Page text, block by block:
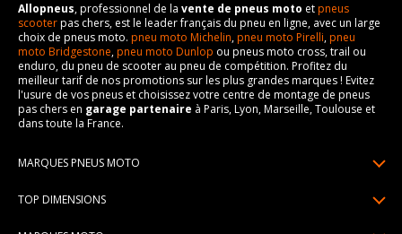
Allopneus, professionnel de la vente de pneus moto etpneus
scooterpas chers, est le leader français du pneu en ligne, avec un large
choix de pneus moto. pneu moto Michelin,pneu moto Pirelli,pneu
moto Bridgestone,pneu moto Dunlop ou pneus moto cross, trail ou
enduro, du pneu de scooter au pneu de compétition. Profitez du
meilleur tarif de nos promotions sur les plus grandes marques ! Evitez
l'usure de vos pneus et choisissez votre centre de montage de pneus
pas chers en garage partenaire à Paris, Lyon, Marseille, Toulouse et
dans toute la France.
MARQUES PNEUS MOTO
TOP DIMENSIONS